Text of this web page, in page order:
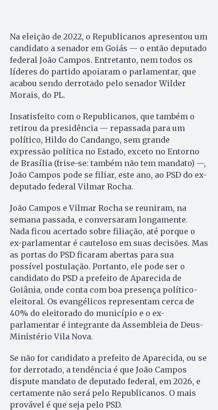
Na eleição de 2022, o Republicanos apresentou um
candidato a senador em Goiás — o então deputado
federal João Campos. Entretanto, nem todos os
líderes do partido apoiaram o parlamentar, que
acabou sendo derrotado pelo senador Wilder
Morais, do PL.
Insatisfeito com o Republicanos, que também o
retirou da presidência — repassada para um
político, Hildo do Candango, sem grande
expressão política no Estado, exceto no Entorno
de Brasília (frise-se: também não tem mandato) —,
João Campos pode se filiar, este ano, ao PSD do ex-
deputado federal Vilmar Rocha.
João Campos e Vilmar Rocha se reuniram, na
semana passada, e conversaram longamente.
Nada ficou acertado sobre filiação, até porque o
ex-parlamentar é cauteloso em suas decisões. Mas
as portas do PSD ficaram abertas para sua
possível postulação. Portanto, ele pode ser o
candidato do PSD a prefeito de Aparecida de
Goiânia, onde conta com boa presença político-
eleitoral. Os evangélicos representam cerca de
40% do eleitorado do município e o ex-
parlamentar é integrante da Assembleia de Deus-
Ministério Vila Nova.
Se não for candidato a prefeito de Aparecida, ou se
for derrotado, a tendência é que João Campos
dispute mandato de deputado federal, em 2026, e
certamente não será pelo Republicanos. O mais
provável é que seja pelo PSD.